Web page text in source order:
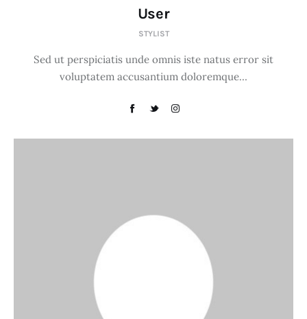
STYLIST
User
Sed ut perspiciatis unde omnis iste natus error sit
voluptatem accusantium doloremque…